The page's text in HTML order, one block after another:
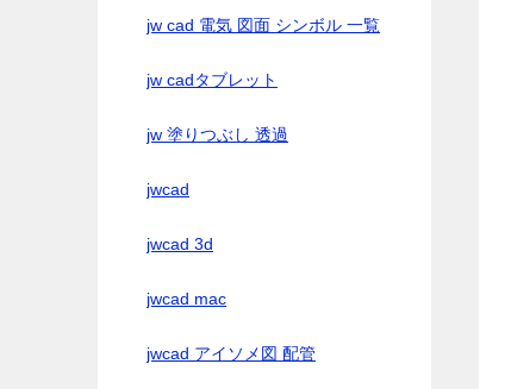
jw cad 電気 図面 シンボル 一覧
jw cadタブレット
jw 塗りつぶし 透過
jwcad
jwcad 3d
jwcad mac
jwcad アイソメ図 配管